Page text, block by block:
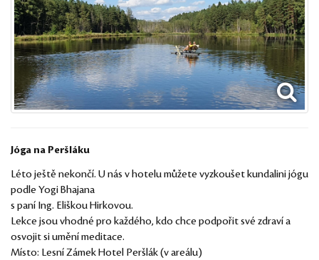
Jóga na Peršláku
Léto ještě nekončí. U nás v hotelu můžete vyzkoušet kundalini jógu
podle Yogi Bhajana
s paní Ing. Eliškou Hirkovou.
Lekce jsou vhodné pro každého, kdo chce podpořit své zdraví a
osvojit si umění meditace.
Místo: Lesní Zámek Hotel Peršlák (v areálu)